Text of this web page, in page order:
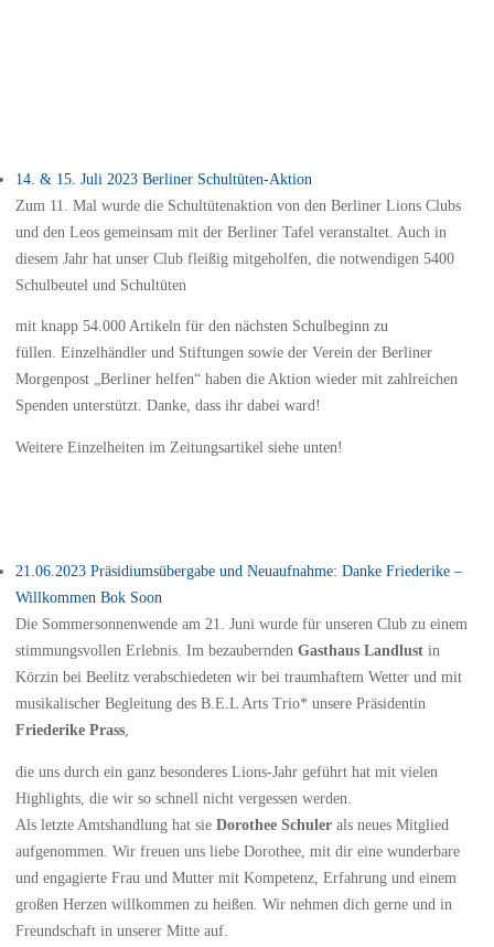
14. & 15. Juli 2023 Berliner Schultüten-Aktion
Zum 11. Mal wurde die Schultütenaktion von den Berliner Lions Clubs
und den Leos gemeinsam mit der Berliner Tafel veranstaltet. Auch in
diesem Jahr hat unser Club fleißig mitgeholfen, die notwendigen 5400
Schulbeutel und Schultüten
mit knapp 54.000 Artikeln für den nächsten Schulbeginn zu
füllen. Einzelhändler und Stiftungen sowie der Verein der Berliner
Morgenpost „Berliner helfen“ haben die Aktion wieder mit zahlreichen
Spenden unterstützt. Danke, dass ihr dabei ward!
Weitere Einzelheiten im Zeitungsartikel siehe unten!
21.06.2023 Präsidiumsübergabe und Neuaufnahme: Danke Friederike –
Willkommen Bok Soon
Die Sommersonnenwende am 21. Juni wurde für unseren Club zu einem
stimmungsvollen Erlebnis. Im bezaubernden Gasthaus Landlustin
Körzin bei Beelitz verabschiedeten wir bei traumhaftem Wetter und mit
musikalischer Begleitung des B.E.L Arts Trio* unsere Präsidentin
Friederike Prass,
die uns durch ein ganz besonderes Lions-Jahr geführt hat mit vielen
Highlights, die wir so schnell nicht vergessen werden.
Als letzte Amtshandlung hat sie Dorothee Schulerals neues Mitglied
aufgenommen. Wir freuen uns liebe Dorothee, mit dir eine wunderbare
und engagierte Frau und Mutter mit Kompetenz, Erfahrung und einem
großen Herzen willkommen zu heißen. Wir nehmen dich gerne und in
Freundschaft in unserer Mitte auf.